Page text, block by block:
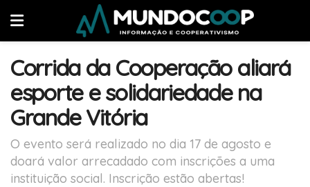
Corrida da Cooperação aliará
esporte e solidariedade na
Grande Vitória
O evento será realizado no dia 17 de agosto e
doará valor arrecadado com inscrições a uma
instituição social. Inscrição estão abertas!